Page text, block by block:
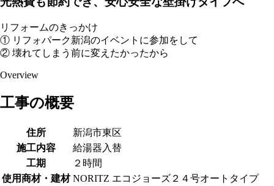
リフォームのきっかけ
① リフォパーク新潟のイベントに参加をして
② 壊れてしまう前に変えたかったから
Overview
工事の概要
住所
新潟市東区
施工内容
給湯器入替
工期
２時間
使用商材・建材 NORITZ エコジョーズ２４号オートタイプ